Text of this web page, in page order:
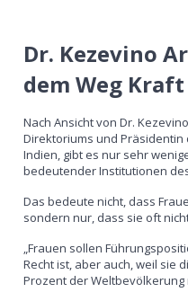
Dr. Kezevino
dem Weg
Nach Ansicht von Dr.
Direktoriums und Präsidentin
Indien, gibt es nur sehr
bedeutender Institutionen
Das bedeute nicht, dass
sondern nur, dass sie oft
„Frauen sollen
Recht ist, aber auch, weil sie
Prozent der Weltbevölkerung